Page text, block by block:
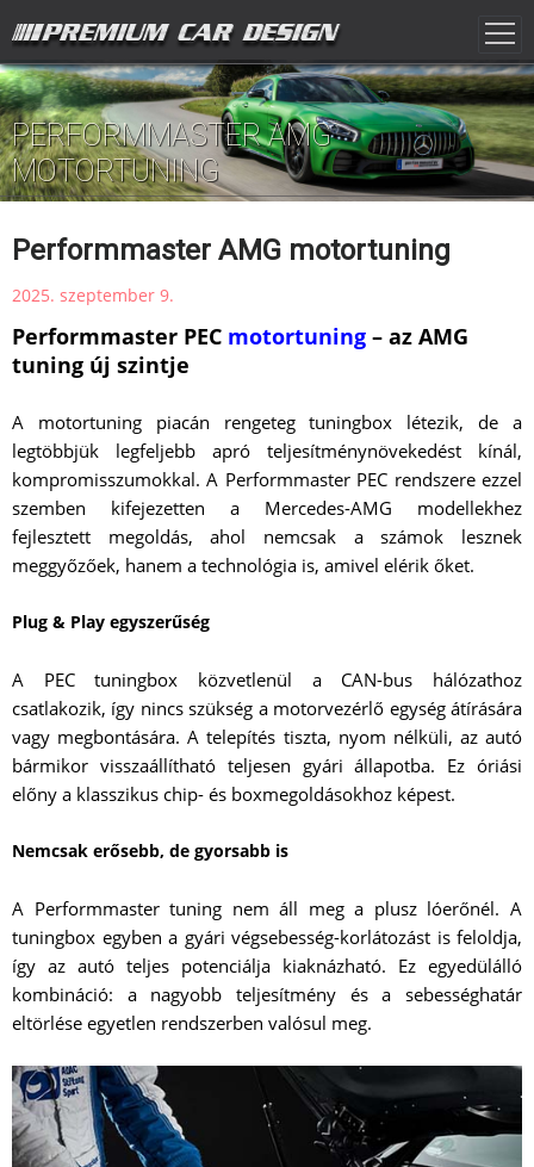
PERFORMMASTER AMG
MOTORTUNING
Performmaster AMG motortuning
2025. szeptember 9.
Performmaster PEC motortuning – az AMG
tuning új szintje
A motortuning piacán rengeteg tuningbox létezik, de a
legtöbbjük legfeljebb apró teljesítménynövekedést kínál,
kompromisszumokkal. A Performmaster PEC rendszere ezzel
szemben kifejezetten a Mercedes-AMG modellekhez
fejlesztett megoldás, ahol nemcsak a számok lesznek
meggyőzőek, hanem a technológia is, amivel elérik őket.
Plug & Play egyszerűség
A PEC tuningbox közvetlenül a CAN-bus hálózathoz
csatlakozik, így nincs szükség a motorvezérlő egység átírására
vagy megbontására. A telepítés tiszta, nyom nélküli, az autó
bármikor visszaállítható teljesen gyári állapotba. Ez óriási
előny a klasszikus chip- és boxmegoldásokhoz képest.
Nemcsak erősebb, de gyorsabb is
A Performmaster tuning nem áll meg a plusz lóerőnél. A
tuningbox egyben a gyári végsebesség-korlátozást is feloldja,
így az autó teljes potenciálja kiaknázható. Ez egyedülálló
kombináció: a nagyobb teljesítmény és a sebességhatár
eltörlése egyetlen rendszerben valósul meg.